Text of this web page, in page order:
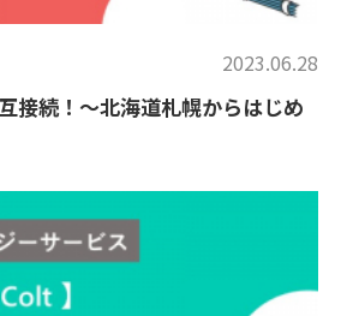
2023.06.28
接続！～北海道札幌からはじめ